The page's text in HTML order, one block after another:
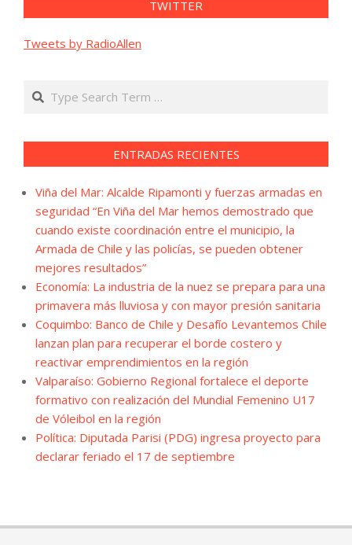
TWITTER
Tweets by RadioAllen
Search
ENTRADAS RECIENTES
Viña del Mar: Alcalde Ripamonti y fuerzas armadas en
seguridad “En Viña del Mar hemos demostrado que
cuando existe coordinación entre el municipio, la
Armada de Chile y las policías, se pueden obtener
mejores resultados”
Economía: La industria de la nuez se prepara para una
primavera más lluviosa y con mayor presión sanitaria
Coquimbo: Banco de Chile y Desafío Levantemos Chile
lanzan plan para recuperar el borde costero y
reactivar emprendimientos en la región
Valparaíso: Gobierno Regional fortalece el deporte
formativo con realización del Mundial Femenino U17
de Vóleibol en la región
Política: Diputada Parisi (PDG) ingresa proyecto para
declarar feriado el 17 de septiembre